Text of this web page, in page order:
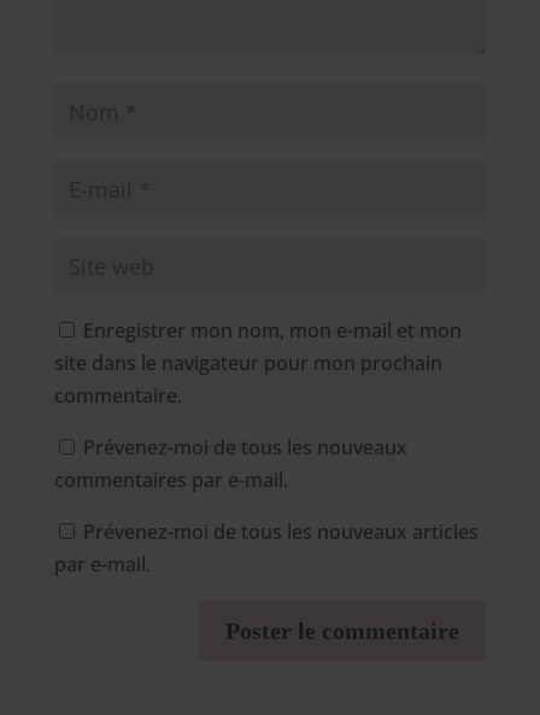
Enregistrer mon nom, mon e-mail et mon
site dans le navigateur pour mon prochain
commentaire.
Prévenez-moi de tous les nouveaux
commentaires par e-mail.
Prévenez-moi de tous les nouveaux articles
par e-mail.